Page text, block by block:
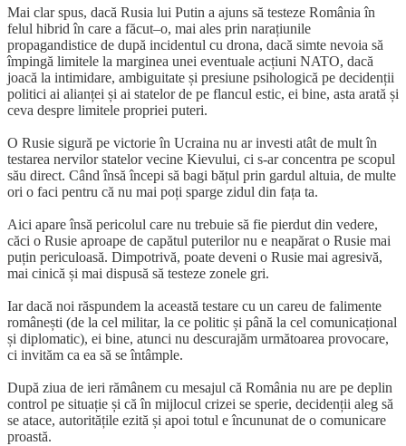
Mai clar spus, dacă Rusia lui Putin a ajuns să testeze România în
felul hibrid în care a făcut–o, mai ales prin narațiunile
propagandistice de după incidentul cu drona, dacă simte nevoia să
împingă limitele la marginea unei eventuale acțiuni NATO, dacă
joacă la intimidare, ambiguitate și presiune psihologică pe decidenții
politici ai alianței și ai statelor de pe flancul estic, ei bine, asta arată și
ceva despre limitele propriei puteri.
O Rusie sigură pe victorie în Ucraina nu ar investi atât de mult în
testarea nervilor statelor vecine Kievului, ci s-ar concentra pe scopul
său direct. Când însă începi să bagi bățul prin gardul altuia, de multe
ori o faci pentru că nu mai poți sparge zidul din fața ta.
Aici apare însă pericolul care nu trebuie să fie pierdut din vedere,
căci o Rusie aproape de capătul puterilor nu e neapărat o Rusie mai
puțin periculoasă. Dimpotrivă, poate deveni o Rusie mai agresivă,
mai cinică și mai dispusă să testeze zonele gri.
Iar dacă noi răspundem la această testare cu un careu de falimente
românești (de la cel militar, la ce politic și până la cel comunicațional
și diplomatic), ei bine, atunci nu descurajăm următoarea provocare,
ci invităm ca ea să se întâmple.
După ziua de ieri rămânem cu mesajul că România nu are pe deplin
control pe situație și că în mijlocul crizei se sperie, decidenții aleg să
se atace, autoritățile ezită și apoi totul e încununat de o comunicare
proastă.